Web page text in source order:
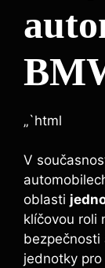
„`html
V
oblasti
klíčovou roli
bezpečnosti
jednotky